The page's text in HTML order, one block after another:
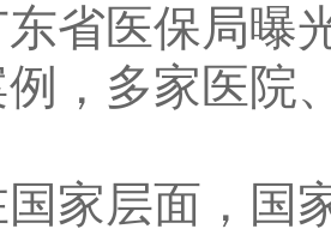
东省医保局曝
，多家医院
家层面，国